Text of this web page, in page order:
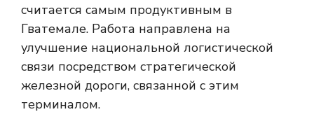
считается самым продуктивным в
Гватемале. Работа направлена ​​на
улучшение национальной логистической
связи посредством стратегической
железной дороги, связанной с этим
терминалом.